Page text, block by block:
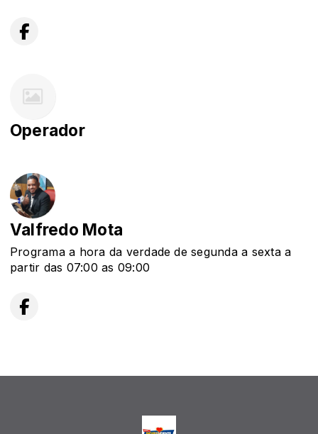
Operador
Valfredo Mota
Programa a hora da verdade de segunda a sexta a
partir das 07:00 as 09:00